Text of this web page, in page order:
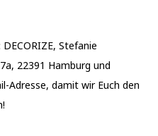
Stefanie
22391 Hamburg und
Adresse, damit wir Euch den